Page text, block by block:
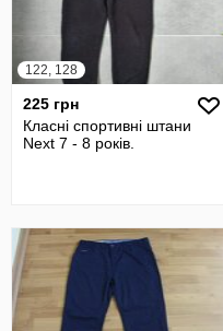
122, 128
225 грн
Класні спортивні штани
Next 7 - 8 років.